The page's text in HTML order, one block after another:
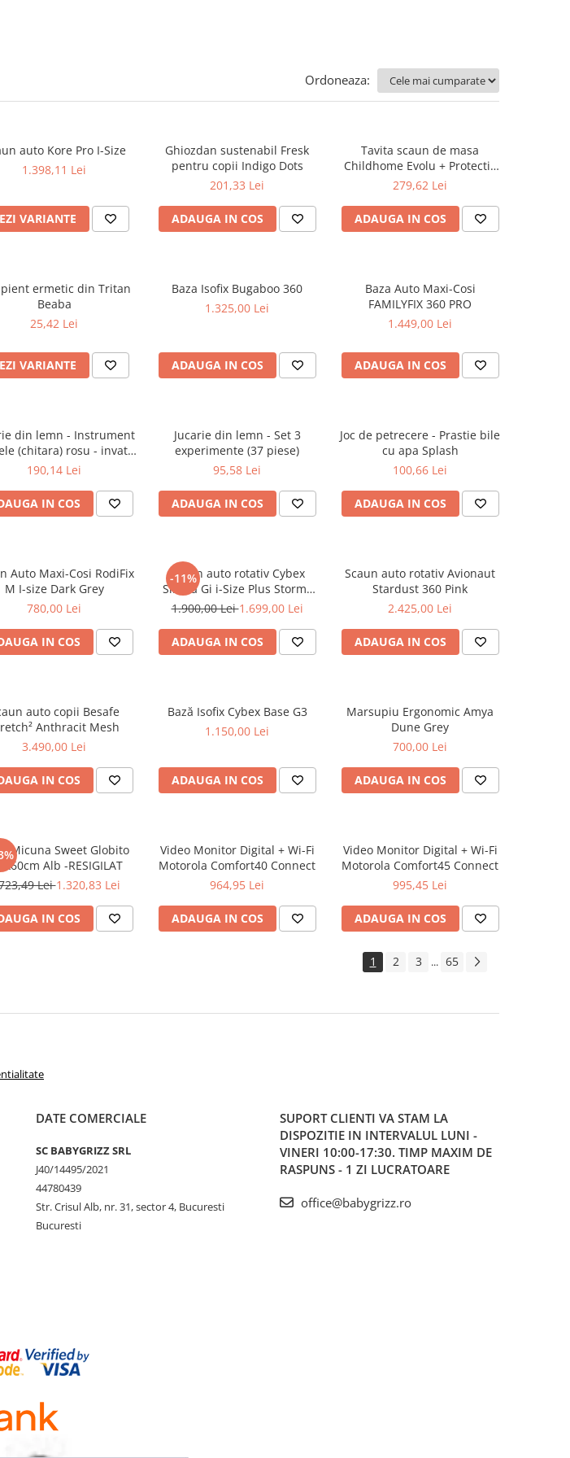
Ordoneaza:
auto Kore Pro I-Size
1.398,11 Lei
VARIANTE
Ghiozdan sustenabil Fresk
pentru copii Indigo Dots
201,33 Lei
ADAUGA IN COS
Tavita scaun de masa
Childhome Evolu + Protectie
din silicon, Menta
279,62 Lei
ADAUGA IN COS
ermetic din Tritan
Beaba
25,42 Lei
VARIANTE
Baza Isofix Bugaboo 360
1.325,00 Lei
ADAUGA IN COS
Baza Auto Maxi-Cosi
FAMILYFIX 360 PRO
1.449,00 Lei
ADAUGA IN COS
din lemn - Instrument
(chitara) rosu - invata
sa canti cu lumini
190,14 Lei
IN COS
Jucarie din lemn - Set 3
experimente (37 piese)
95,58 Lei
ADAUGA IN COS
Joc de petrecere - Prastie bile
cu apa Splash
100,66 Lei
ADAUGA IN COS
Auto Maxi-Cosi RodiFix
M I-size Dark Grey
780,00 Lei
IN COS
-11%
Scaun auto rotativ Cybex
Sirona Gi i-Size Plus Stormy
Blue
1.900,00 Lei1.699,00 Lei
ADAUGA IN COS
Scaun auto rotativ Avionaut
Stardust 360 Pink
2.425,00 Lei
ADAUGA IN COS
auto copii Besafe
Anthracit Mesh
3.490,00 Lei
IN COS
Bază Isofix Cybex Base G3
1.150,00 Lei
ADAUGA IN COS
Marsupiu Ergonomic Amya
Dune Grey
700,00 Lei
ADAUGA IN COS
Micuna Sweet Globito
Alb -RESIGILAT
Lei1.320,83 Lei
IN COS
Video Monitor Digital + Wi-Fi
Motorola Comfort40 Connect
964,95 Lei
ADAUGA IN COS
Video Monitor Digital + Wi-Fi
Motorola Comfort45 Connect
995,45 Lei
ADAUGA IN COS
1 2 3 ... 65
DATE COMERCIALE
SC BABYGRIZZ SRL
J40/14495/2021
44780439
Str. Crisul Alb, nr. 31, sector 4, Bucuresti
Bucuresti
SUPORT CLIENTI VA STAM LA
DISPOZITIE IN INTERVALUL LUNI -
VINERI 10:00-17:30. TIMP MAXIM DE
RASPUNS - 1 ZI LUCRATOARE
office@babygrizz.ro